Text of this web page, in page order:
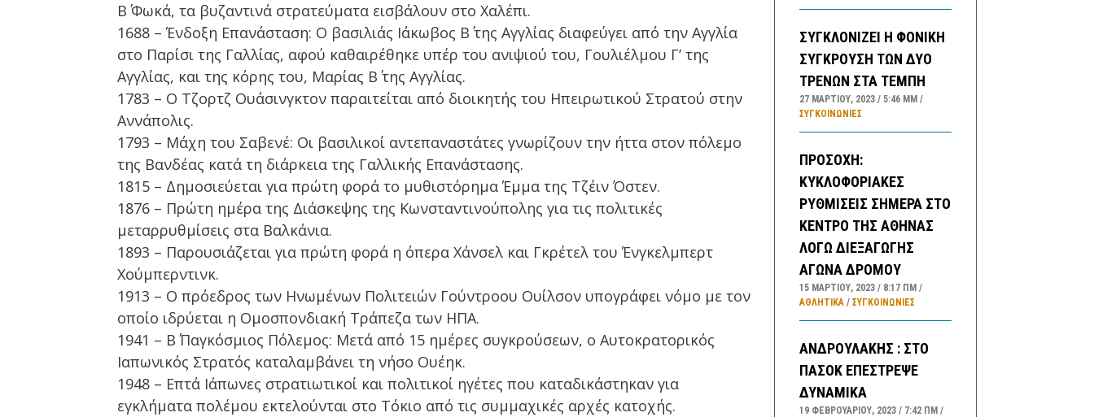
Β΄ Φωκά, τα βυζαντινά στρατεύματα εισβάλουν στο Χαλέπι.
1688 – Ένδοξη Επανάσταση: Ο βασιλιάς Ιάκωβος Β΄ της Αγγλίας διαφεύγει από την Αγγλία
στο Παρίσι της Γαλλίας, αφού καθαιρέθηκε υπέρ του ανιψιού του, Γουλιέλμου Γ’ της
Αγγλίας, και της κόρης του, Μαρίας Β΄ της Αγγλίας.
1783 – Ο Τζορτζ Ουάσινγκτον παραιτείται από διοικητής του Ηπειρωτικού Στρατού στην
Αννάπολις.
1793 – Μάχη του Σαβενέ: Οι βασιλικοί αντεπαναστάτες γνωρίζουν την ήττα στον πόλεμο
της Βανδέας κατά τη διάρκεια της Γαλλικής Επανάστασης.
1815 – Δημοσιεύεται για πρώτη φορά το μυθιστόρημα Έμμα της Τζέιν Όστεν.
1876 – Πρώτη ημέρα της Διάσκεψης της Κωνσταντινούπολης για τις πολιτικές
μεταρρυθμίσεις στα Βαλκάνια.
1893 – Παρουσιάζεται για πρώτη φορά η όπερα Χάνσελ και Γκρέτελ του Ένγκελμπερτ
Χούμπερντινκ.
1913 – Ο πρόεδρος των Ηνωμένων Πολιτειών Γούντροου Ουίλσον υπογράφει νόμο με τον
οποίο ιδρύεται η Ομοσπονδιακή Τράπεζα των ΗΠΑ.
1941 – Β΄ Παγκόσμιος Πόλεμος: Μετά από 15 ημέρες συγκρούσεων, ο Αυτοκρατορικός
Ιαπωνικός Στρατός καταλαμβάνει τη νήσο Ουέηκ.
1948 – Επτά Ιάπωνες στρατιωτικοί και πολιτικοί ηγέτες που καταδικάστηκαν για
εγκλήματα πολέμου εκτελούνται στο Τόκιο από τις συμμαχικές αρχές κατοχής.
ΣΥΓΚΛΟΝΙΖΕΙ Η ΦΟΝΙΚΗ
ΣΥΓΚΡΟΥΣΗ ΤΩΝ ΔΥΟ
ΤΡΕΝΩΝ ΣΤΑ ΤΕΜΠΗ
27 ΜΑΡΤΊΟΥ, 2023 5:46 ΜΜ
ΣΥΓΚΟΙΝΩΝΊΕΣ
ΠΡΟΣΟΧΗ:
ΚΥΚΛΟΦΟΡΙΑΚΕΣ
ΡΥΘΜΙΣΕΙΣ ΣΗΜΕΡΑ ΣΤΟ
ΚΕΝΤΡΟ ΤΗΣ ΑΘΗΝΑΣ
ΛΟΓΩ ΔΙΕΞΑΓΩΓΗΣ
ΑΓΩΝΑ ΔΡΟΜΟΥ
15 ΜΑΡΤΊΟΥ, 2023 8:17 ΠΜ
ΑΘΛΗΤΙΚΑ/ ΣΥΓΚΟΙΝΩΝΊΕΣ
ΑΝΔΡΟΥΛΑΚΗΣ : ΣΤΟ
ΠΑΣΟΚ ΕΠΕΣΤΡΕΨΕ
ΔΥΝΑΜΙΚΑ
19 ΦΕΒΡΟΥΑΡΊΟΥ, 2023 7:42 ΠΜ